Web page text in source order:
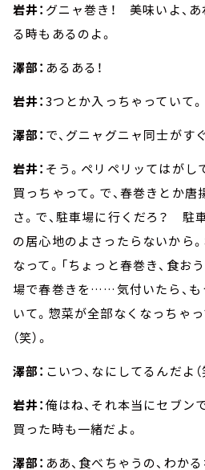
岩井： グニャ巻き！ 美味いよ、
る時もあるのよ。
澤部： あるある！
岩井：3つとか入っちゃっていて。
澤部： で、グニャグニャ同士がす
岩井： そう。ペリペリッてはがし
買っちゃって。で、春巻きとか
さ。で、駐車場に行くだろ？ 駐
の居心地のよさったらないから
なって。「ちょっと春巻き、食お
場で春巻きを……気付いたら、も
いて。惣菜が全部なくなっちゃ
（笑）。
澤部： こいつ、なにしてるんだよ（
岩井：俺はね、それ本当にセブン
買った時も一緒だよ。
澤部： ああ、食べちゃうの、わかる